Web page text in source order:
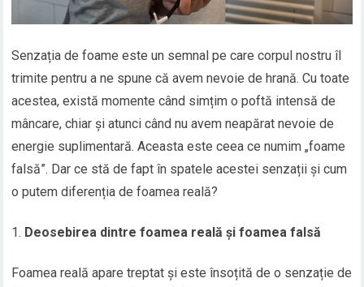
Senzația de foame este un semnal pe care corpul nostru îl
trimite pentru a ne spune că avem nevoie de hrană. Cu toate
acestea, există momente când simțim o poftă intensă de
mâncare, chiar și atunci când nu avem neapărat nevoie de
energie suplimentară. Aceasta este ceea ce numim „foame
falsă”. Dar ce stă de fapt în spatele acestei senzații și cum
o putem diferenția de foamea reală?
Deosebirea dintre foamea reală și foamea falsă
Foamea reală apare treptat și este însoțită de o senzație de